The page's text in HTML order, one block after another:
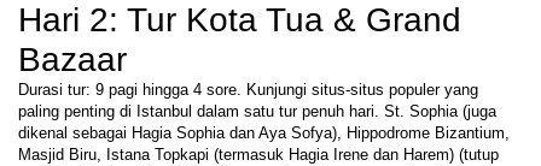
Hari 2: Tur Kota Tua & Grand
Bazaar
Durasi tur: 9 pagi hingga 4 sore. Kunjungi situs-situs populer yang
paling penting di Istanbul dalam satu tur penuh hari. St. Sophia (juga
dikenal sebagai Hagia Sophia dan Aya Sofya), Hippodrome Bizantium,
Masjid Biru, Istana Topkapi (termasuk Hagia Irene dan Harem) (tutup